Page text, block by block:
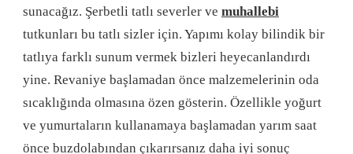
sunacağız. Şerbetli tatlı severler ve muhallebi
tutkunları bu tatlı sizler için. Yapımı kolay bilindik bir
tatlıya farklı sunum vermek bizleri heyecanlandırdı
yine. Revaniye başlamadan önce malzemelerinin oda
sıcaklığında olmasına özen gösterin. Özellikle yoğurt
ve yumurtaların kullanamaya başlamadan yarım saat
önce buzdolabından çıkarırsanız daha iyi sonuç